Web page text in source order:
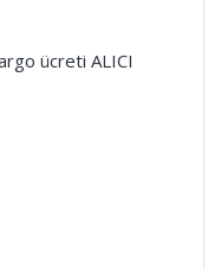
ücreti ALICI